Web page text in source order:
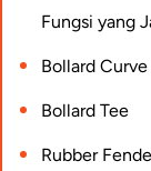
Fungsi yang
Bollard Curve
Bollard Tee
Rubber